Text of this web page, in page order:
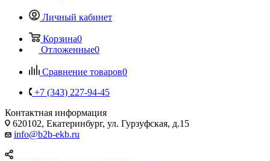
Личный кабинет
Корзина0
Отложенные0
Сравнение товаров0
+7 (343) 227-94-45
Контактная информация
620102, Екатеринбург, ул. Гурзуфская, д.15
info@b2b-ekb.ru